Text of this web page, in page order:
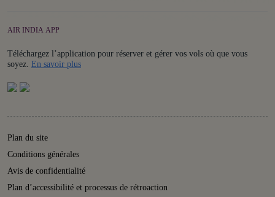
AIR INDIA APP
Téléchargez l’application pour réserver et gérer vos vols où que vous
soyez. En savoir plusDetails
Plan du site
Conditions générales
Avis de confidentialité
Plan d’accessibilité et processus de rétroaction